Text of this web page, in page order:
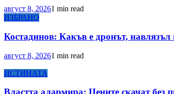
август 8, 20261 min read
ИЗБРАНО
Костадинов: Какъв е дронът,
август 8, 20261 min read
ИСТИНАТА
Властта алармира: Цените скачат без